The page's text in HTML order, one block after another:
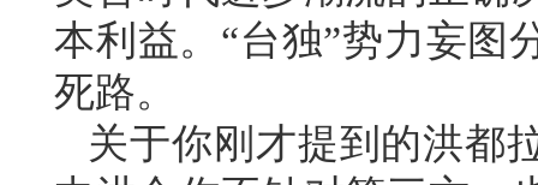
本利益。“台独”势力妄图
死路。
关于你刚才提到的洪都